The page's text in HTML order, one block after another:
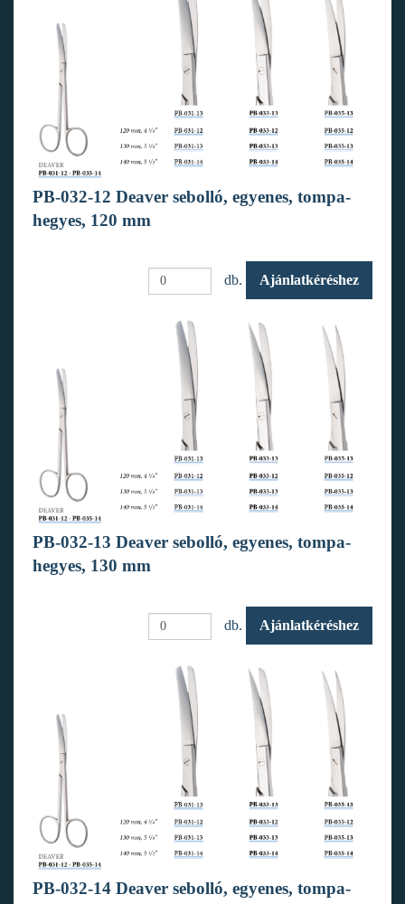
PB-032-12 Deaver sebolló, egyenes, tompa-
hegyes, 120 mm
db. Ajánlatkéréshez
PB-032-13 Deaver sebolló, egyenes, tompa-
hegyes, 130 mm
db. Ajánlatkéréshez
PB-032-14 Deaver sebolló, egyenes, tompa-